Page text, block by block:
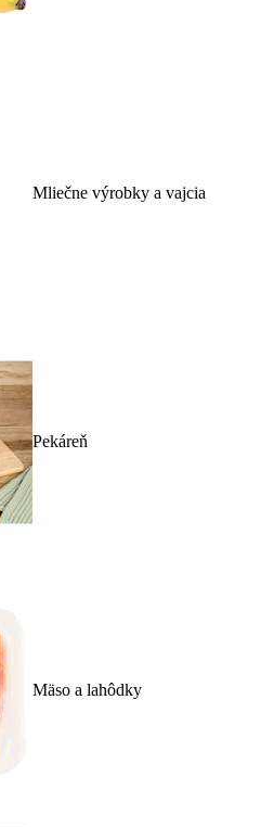
Mliečne výrobky a vajcia
Pekáreň
Mäso a lahôdky